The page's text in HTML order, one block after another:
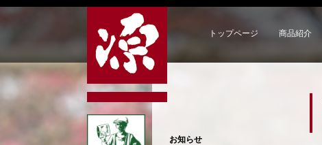
トップページ 商品紹介
お知らせ